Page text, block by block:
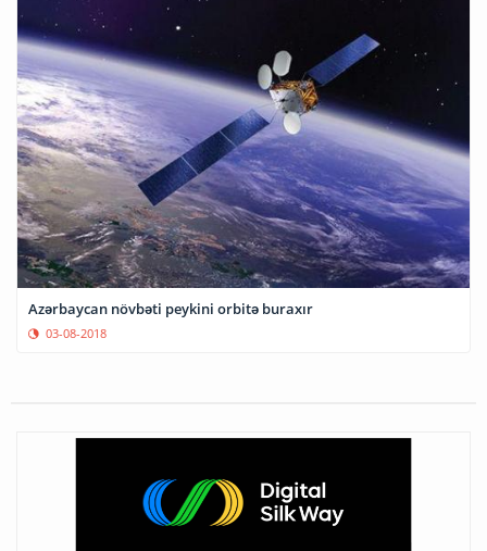
Azərbaycan növbəti peykini orbitə buraxır
03-08-2018